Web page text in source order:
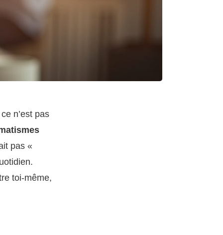
n’est pas
pas «
toi-même,